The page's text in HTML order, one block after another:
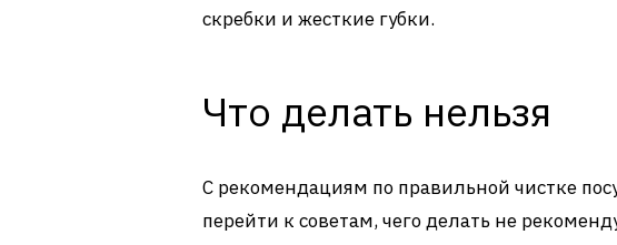
скребки и жесткие губки.
Что делать нельзя
С рекомендациям по правильной чистке
перейти к советам, чего делать не